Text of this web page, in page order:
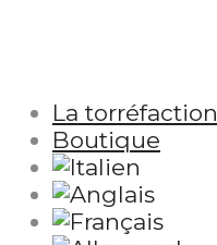
La torréfaction
Boutique